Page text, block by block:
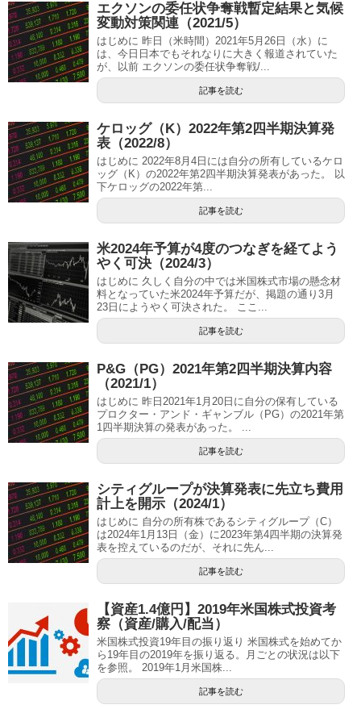
エクソンの委任状争奪戦暫定結果と気候
変動対策関連（2021/5）
はじめに 昨日（米時間）2021年5月26日（水）に
は、今日日本でもそれなりに大きく報道されていた
が、以前 エクソンの委任状争奪戦/...
記事を読む
ケロッグ（K）2022年第2四半期決算発
表（2022/8）
はじめに 2022年8月4日には自分の所有しているケロ
ッグ（K）の2022年第2四半期決算発表があった。 以
下ケロッグの2022年第...
記事を読む
米2024年予算が4度のつなぎを経てよう
やく可決（2024/3）
はじめに 久しく自分の中では米国株式市場の懸念材
料となっていた米2024年予算だが、掲題の通り3月
23日にようやく可決された。 ここ...
記事を読む
P&G（PG）2021年第2四半期決算内容
（2021/1）
はじめに 昨日2021年1月20日に自分の保有している
プロクター・アンド・ギャンブル（PG）の2021年第
1四半期決算の発表があった。 ...
記事を読む
シティグループが決算発表に先立ち費用
計上を開示（2024/1）
はじめに 自分の所有株であるシティグループ（C）
は2024年1月13日（金）に2023年第4四半期の決算発
表を控えているのだが、それに先ん...
記事を読む
【資産1.4億円】2019年米国株式投資考
察（資産/購入/配当）
米国株式投資19年目の振り返り 米国株式を始めてか
ら19年目の2019年を振り返る。月ごとの状況は以下
を参照。 2019年1月米国株...
記事を読む